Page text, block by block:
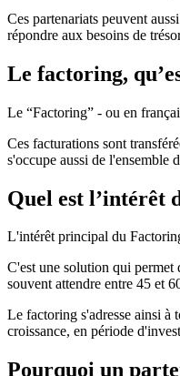
Ces partenariats peuvent
répondre aux besoins de
Le factoring,
Le “Factoring” - ou en
Ces facturations sont
s'occupe aussi de l'ensemble
Quel est l’intérêt
L'intérêt principal du
C'est une solution qui permet
souvent attendre entre 45 et
Le factoring s'adresse ainsi à
croissance, en période
Pourquoi un